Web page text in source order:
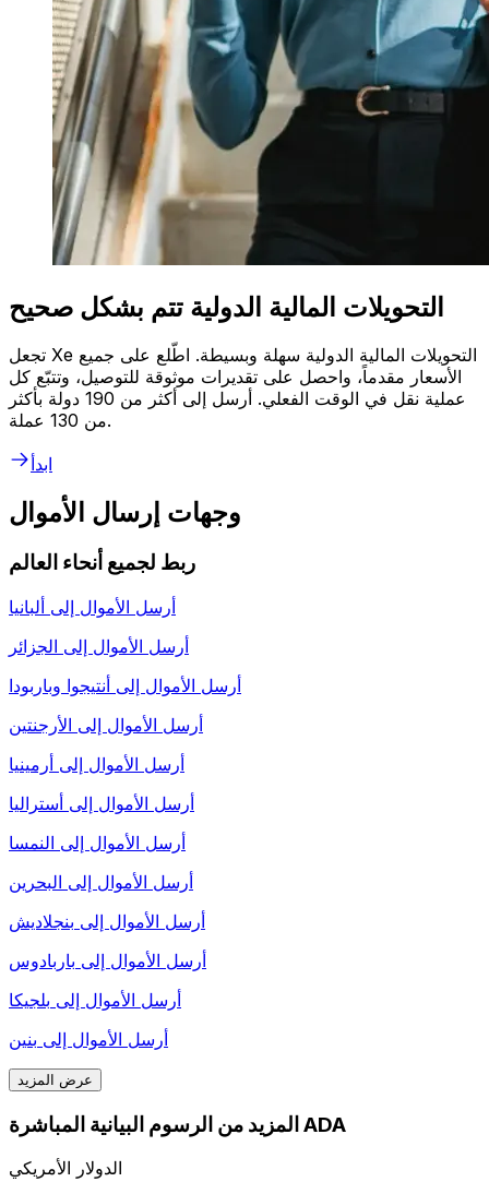
التحويلات المالية الدولية تتم بشكل صحيح
تجعل Xe التحويلات المالية الدولية سهلة وبسيطة. اطّلع على جميع
الأسعار مقدماً، واحصل على تقديرات موثوقة للتوصيل، وتتبّع كل
عملية نقل في الوقت الفعلي. أرسل إلى أكثر من 190 دولة بأكثر
من 130 عملة.
ابدأ
وجهات إرسال الأموال
ربط لجميع أنحاء العالم
أرسل الأموال إلى ألبانيا
أرسل الأموال إلى الجزائر
أرسل الأموال إلى أنتيجوا وباربودا
أرسل الأموال إلى الأرجنتين
أرسل الأموال إلى أرمينيا
أرسل الأموال إلى أستراليا
أرسل الأموال إلى النمسا
أرسل الأموال إلى البحرين
أرسل الأموال إلى بنجلاديش
أرسل الأموال إلى باربادوس
أرسل الأموال إلى بلجيكا
أرسل الأموال إلى بنين
عرض المزيد
المزيد من الرسوم البيانية المباشرة ADA
الدولار الأمريكي